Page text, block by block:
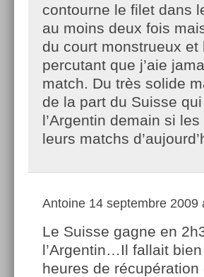
contourne le filet dans
au moins deux fois
du court monstrueux
percutant que j’aie
match. Du très solide
de la part du Suisse
l’Argentin demain si
leurs matchs
Antoine 14 septembre 2009
Le Suisse gagne en
l’Argentin…Il fallait
heures de